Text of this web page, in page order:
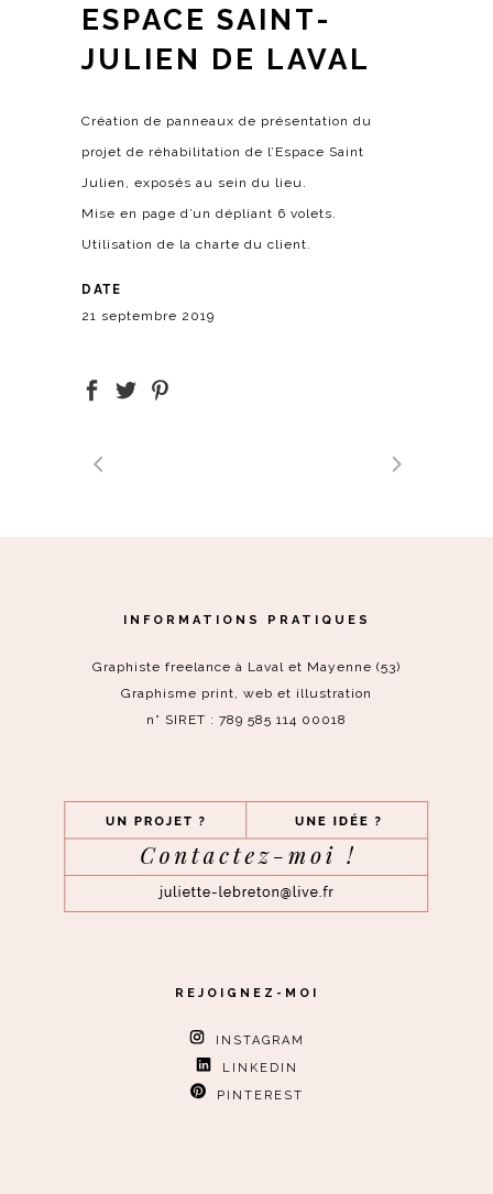
ESPACE SAINT-
JULIEN DE LAVAL
Création de panneaux de présentation du
projet de réhabilitation de l’Espace Saint
Julien, exposés au sein du lieu.
Mise en page d’un dépliant 6 volets.
Utilisation de la charte du client.
DATE
21 septembre 2019
INFORMATIONS PRATIQUES
Graphiste freelance à Laval et Mayenne (53)
Graphisme print, web et illustration
n° SIRET : 789 585 114 00018
REJOIGNEZ-MOI
INSTAGRAM
LINKEDIN
PINTEREST